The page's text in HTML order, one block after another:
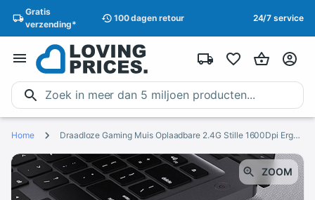
Gratis
verzending*
100 dagen retour 24/7 service
Home Draadloze Gaming Muis Oplaadbare 2.4G Stille 1600Dpi Ergonomische 7 Knoppen Led Backlight Usb Optische Muis Gamer Voor Pc/Laptop
ZOOM